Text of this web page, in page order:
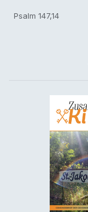
Psalm 147,14